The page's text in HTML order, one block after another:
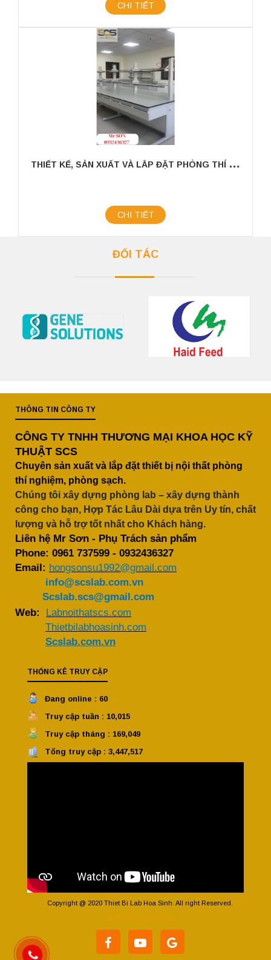
CHI TIẾT
T
HIẾT KẾ, SẢN XUẤT VÀ LẮP ĐẶT PHÒNG THÍ NGHIỆM TRONG CHĂN NUÔI
CHI TIẾT
ĐỐI TÁC
THÔNG TIN CÔNG TY
CÔNG TY TNHH THƯƠNG MẠI KHOA HỌC KỸ
THUẬT SCS
Chuyên sản xuất và lắp đặt thiết bị nội thất phòng
thí nghiệm, phòng sạch.
Chúng tôi xây dựng phòng lab – xây dựng thành
công cho bạn, Hợp Tác Lâu Dài dựa trên Uy tín, chất
lượng và hỗ trợ tốt nhất cho Khách hàng.
Liên hệ Mr Sơn - Phụ Trách sản phẩm
Phone: 0961 737599 - 0932436327
Email: hongsonsu1992@gmail.com
info@scslab.com.vn
Scslab.scs@gmail.com
Web: Labnoithatscs.com
Thietbilabhoasinh.com
Scslab.com.vn
THỐNG KÊ TRUY CẬP
Đang online : 60
Truy cập tuần : 10,015
Truy cập tháng : 169,049
Tổng truy cập : 3,447,517
Copyright @ 2020 Thiet Bi Lab Hoa Sinh. All right Reserved.